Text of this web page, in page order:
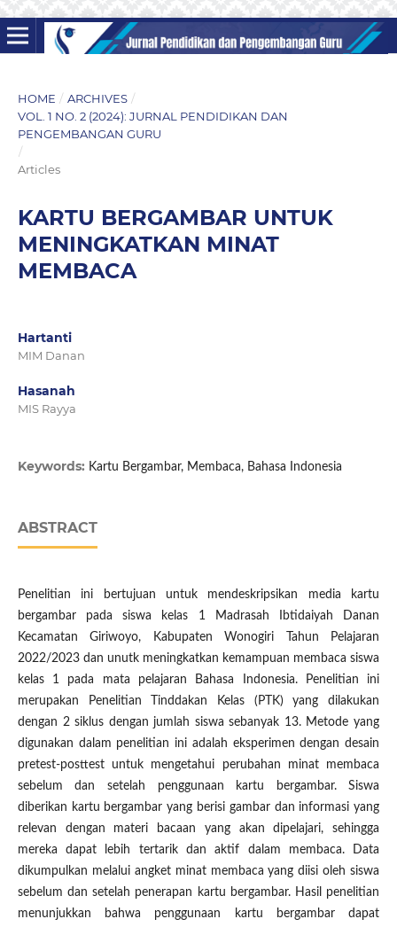
HOME / ARCHIVES /
VOL. 1 NO. 2 (2024): JURNAL PENDIDIKAN DAN
PENGEMBANGAN GURU
/
Articles
KARTU BERGAMBAR UNTUK
MENINGKATKAN MINAT
MEMBACA
Hartanti
MIM Danan
Hasanah
MIS Rayya
Keywords: Kartu Bergambar, Membaca, Bahasa Indonesia
ABSTRACT
Penelitian ini bertujuan untuk mendeskripsikan media kartu
bergambar pada siswa kelas 1 Madrasah Ibtidaiyah Danan
Kecamatan Giriwoyo, Kabupaten Wonogiri Tahun Pelajaran
2022/2023 dan unutk meningkatkan kemampuan membaca siswa
kelas 1 pada mata pelajaran Bahasa Indonesia. Penelitian ini
merupakan Penelitian Tinddakan Kelas (PTK) yang dilakukan
dengan 2 siklus dengan jumlah siswa sebanyak 13. Metode yang
digunakan dalam penelitian ini adalah eksperimen dengan desain
pretest-posttest untuk mengetahui perubahan minat membaca
sebelum dan setelah penggunaan kartu bergambar. Siswa
diberikan kartu bergambar yang berisi gambar dan informasi yang
relevan dengan materi bacaan yang akan dipelajari, sehingga
mereka dapat lebih tertarik dan aktif dalam membaca. Data
dikumpulkan melalui angket minat membaca yang diisi oleh siswa
sebelum dan setelah penerapan kartu bergambar. Hasil penelitian
menunjukkan bahwa penggunaan kartu bergambar dapat